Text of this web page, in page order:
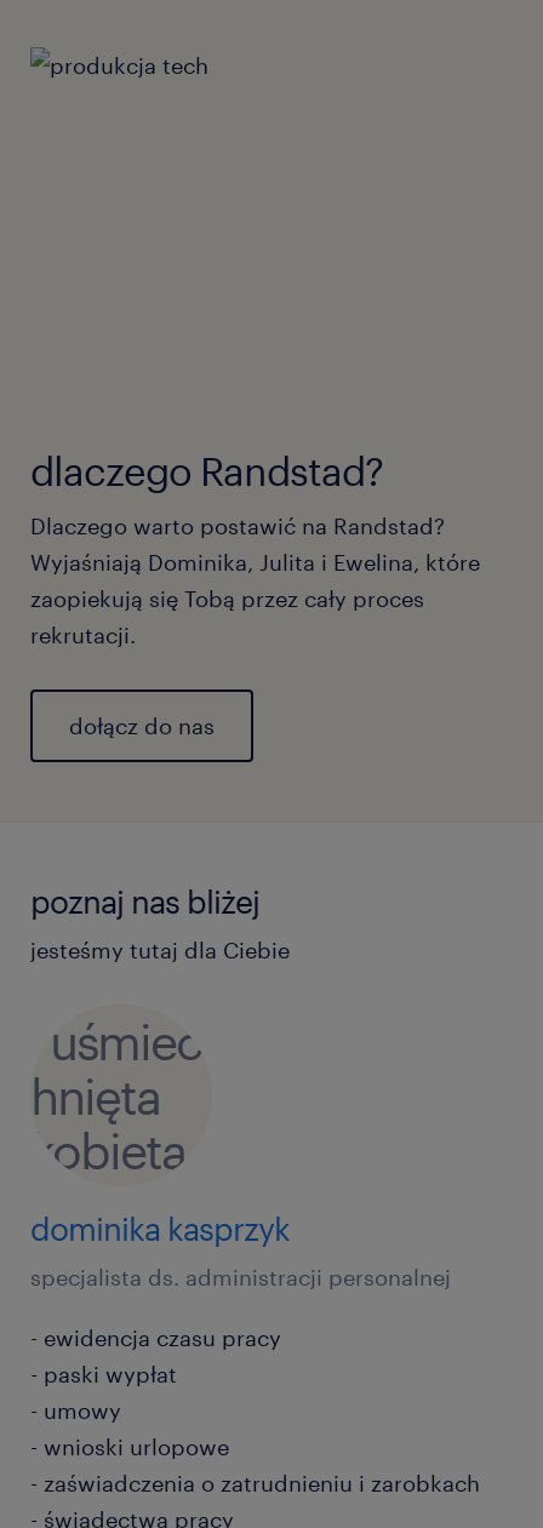
dlaczego Randstad?
Dlaczego warto postawić na Randstad?
Wyjaśniają Dominika, Julita i Ewelina, które
zaopiekują się Tobą przez cały proces
rekrutacji.
dołącz do nas
poznaj nas bliżej
jesteśmy tutaj dla Ciebie
dominika kasprzyk
specjalista ds. administracji personalnej
- ewidencja czasu pracy
- paski wypłat
- umowy
- wnioski urlopowe
- zaświadczenia o zatrudnieniu i zarobkach
- świadectwa pracy